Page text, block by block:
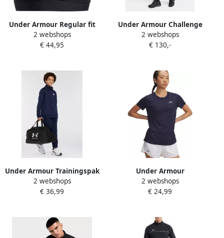
Under Armour Regular fit
sportbeha met logoprint
Model 'Infinity'
2 webshops
€ 44,95
Under Armour Challenge
2.0 Pro Woven Tracksuit
Zwart- Heren Zwart
2 webshops
€ 130,-
Under Armour Trainingspak
UA RIVAL KNIT TRACKSUIT
Voor kinderen
2 webshops
€ 36,99
Under Armour
Trainingsshirt TECH SSC-
TWIST (1-delig)
2 webshops
€ 24,99